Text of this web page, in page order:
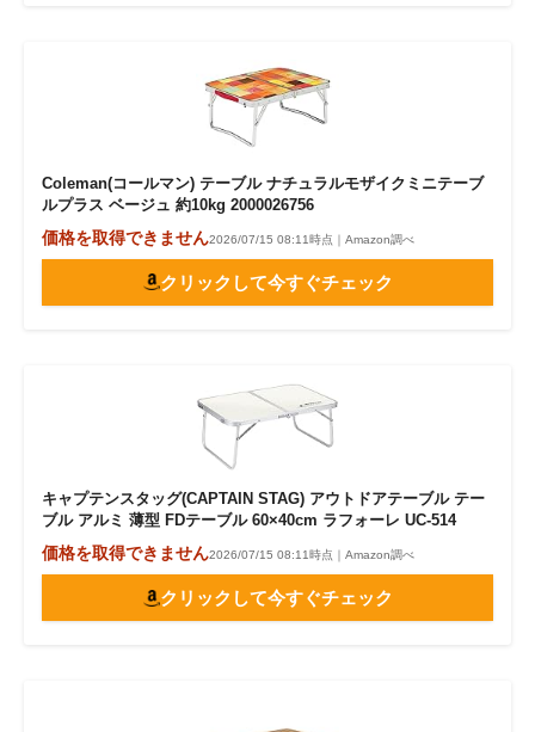
Coleman(コールマン) テーブル ナチュラルモザイクミニテーブ
ルプラス ベージュ 約10kg 2000026756
価格を取得できません2026/07/15 08:11時点｜Amazon調べ
クリックして今すぐチェック
キャプテンスタッグ(CAPTAIN STAG) アウトドアテーブル テー
ブル アルミ 薄型 FDテーブル 60×40cm ラフォーレ UC-514
価格を取得できません2026/07/15 08:11時点｜Amazon調べ
クリックして今すぐチェック